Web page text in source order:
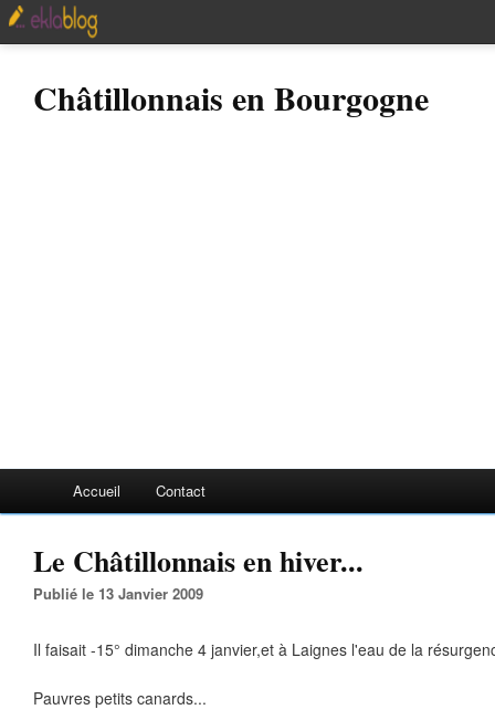
Châtillonnais en Bourgogne
Accueil Contact
Le Châtillonnais en hiver...
Publié le 13 Janvier 2009
Il faisait -15° dimanche 4 janvier,et à Laignes l'eau de la
Pauvres petits canards...